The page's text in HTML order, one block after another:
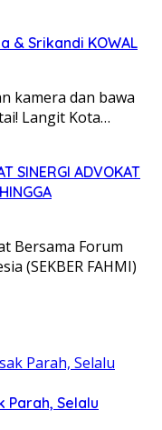
& Srikandi KOWAL
kamera dan bawa
Langit Kota…
SINERGI ADVOKAT
Bersama Forum
(SEKBER FAHMI)
Parah, Selalu